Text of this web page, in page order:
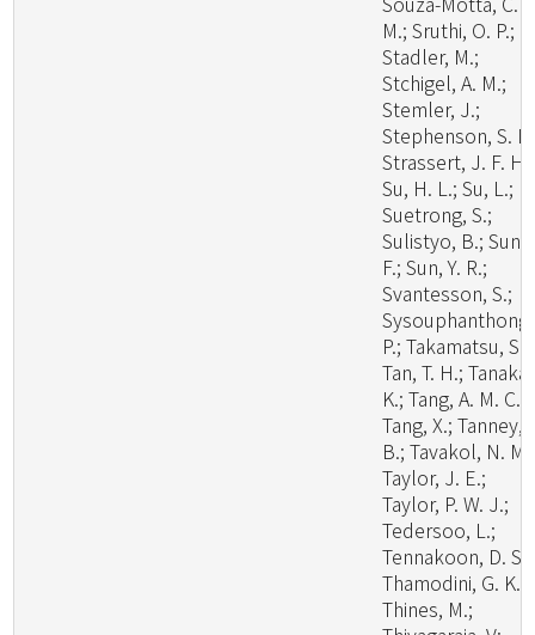
M.; Sruthi, O. P.;
Stadler, M.;
Stchigel, A. M.;
Stemler, J.;
Stephenson, S.
Strassert, J. F. H.;
Su, H. L.; Su, L.;
Suetrong, S.;
Sulistyo, B.; Sun,
F.; Sun, Y. R.;
Svantesson, S.;
Sysouphanthong,
P.; Takamatsu, S.;
Tan, T. H.; Tanaka,
K.; Tang, A. M. C.;
Tang, X.; Tanney,
B.; Tavakol, N. M.;
Taylor, J. E.;
Taylor, P. W. J.;
Tedersoo, L.;
Tennakoon, D. S.;
Thamodini, G. K.;
Thines, M.;